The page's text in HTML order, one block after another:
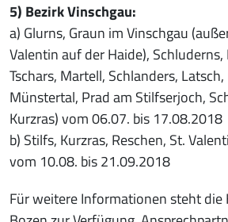
5) Bezirk Vinschgau:
a) Glurns, Graun im Vinschgau
Valentin auf der Haide), Schluderns,
Tschars, Martell, Schlanders,
Münstertal, Prad am Stilfserjoch,
Kurzras) vom 06.07. bis 17.08.2018
b) Stilfs, Kurzras, Reschen, St.
vom 10.08. bis 21.09.2018
Für weitere Informationen steht die